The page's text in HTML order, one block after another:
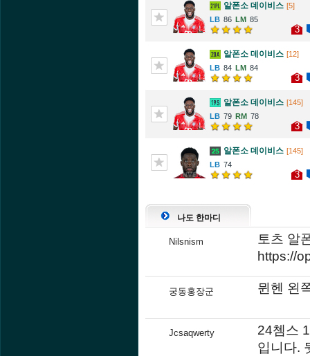
알폰소 데이비스 [5]
86
85
3
알폰소 데이비스 [12]
84
84
3
알폰소 데이비스 [145]
79
78
3
알폰소 데이비스 [145]
74
3
나도 한마디
Nilsnism
토츠 알
https://
궁동홍장군 뮌헨 왼
Jcsaqwerty
24쳄스
입니다.